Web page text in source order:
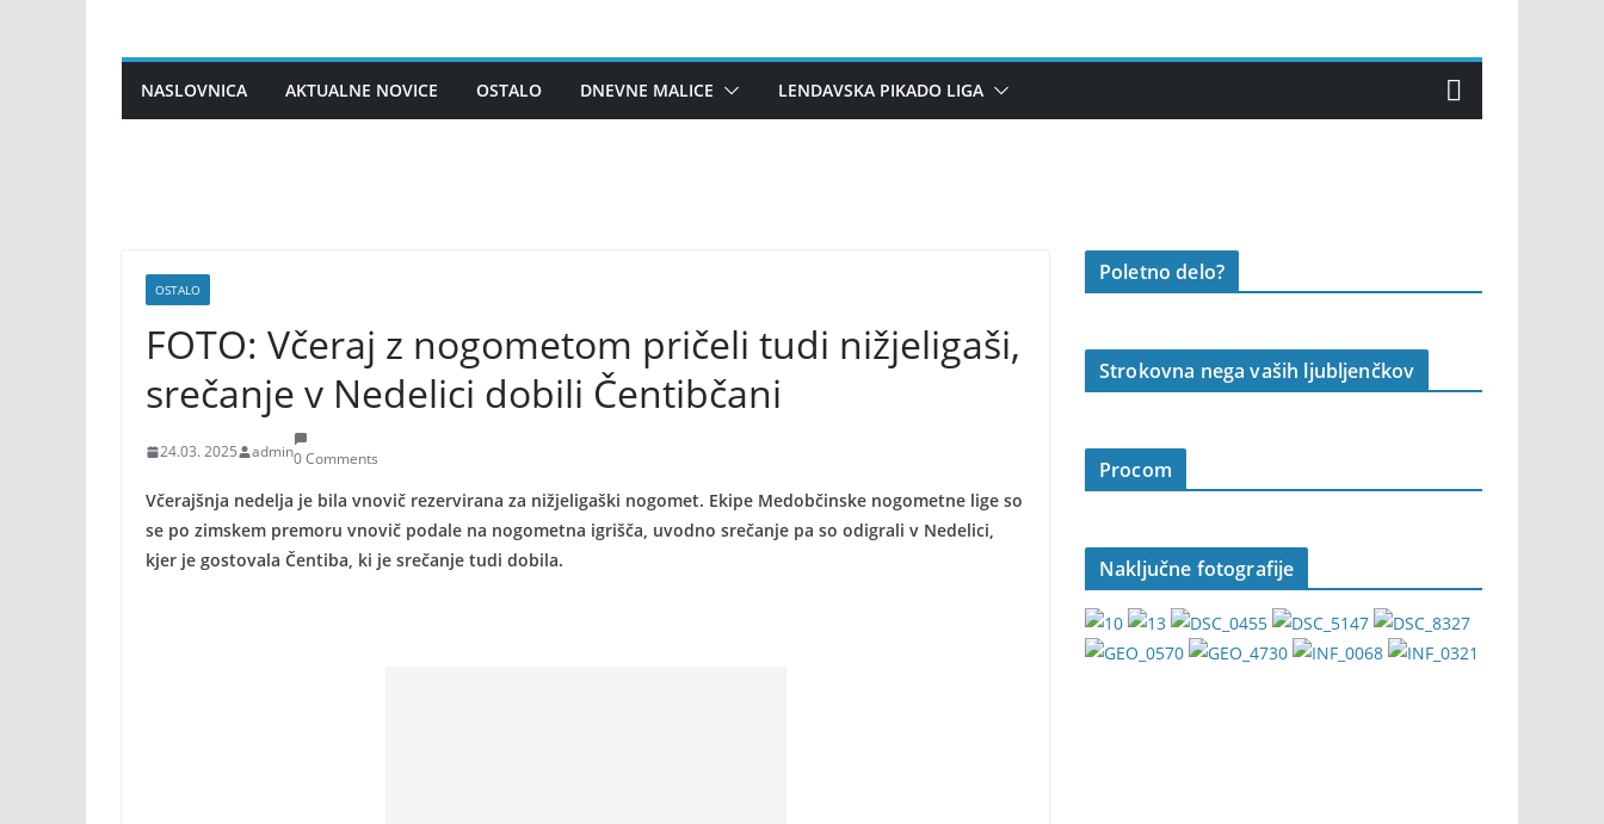
contentNASLOVNICA AKTUALNE NOVICE OSTALO DNEVNE MALICE LENDAVSKA PIKADO LIGA
OSTALO
FOTO: Včeraj z nogometom pričeli tudi nižjeligaši,
srečanje v Nedelici dobili Čentibčani
24.03. 2025 admin0 Comments
Včerajšnja nedelja je bila vnovič rezervirana za nižjeligaški nogomet. Ekipe Medobčinske nogometne lige so
se po zimskem premoru vnovič podale na nogometna igrišča, uvodno srečanje pa so odigrali v Nedelici,
kjer je gostovala Čentiba, ki je srečanje tudi dobila.
Poletno delo?
Strokovna nega vaših ljubljenčkov
Procom
Naključne fotografije